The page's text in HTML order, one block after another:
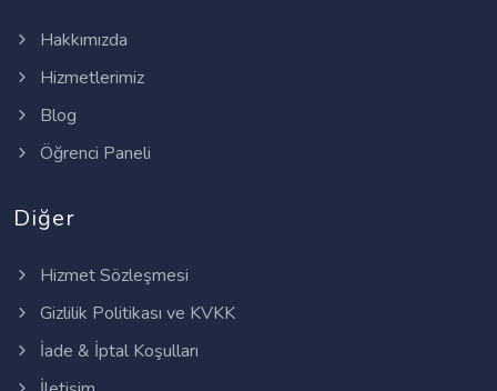
Hakkımızda
Hizmetlerimiz
Blog
Öğrenci Paneli
Diğer
Hizmet Sözleşmesi
Gizlilik Politikası ve KVKK
İade & İptal Koşulları